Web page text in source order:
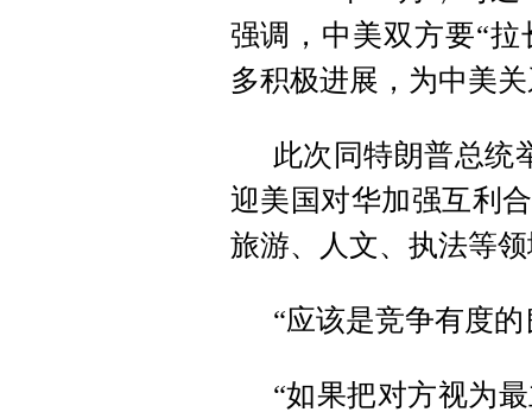
强调，中美双方要“
多积极进展，为中美
此次同特朗普总统
迎美国对华加强互利
旅游、人文、执法等
“应该是竞争有度
“如果把对方视为